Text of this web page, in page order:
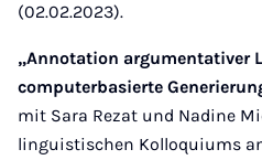
(02.02.2023).
„Annotation argumentativer
computerbasierte
mit Sara Rezat und Nadine
linguistischen Kolloquiums